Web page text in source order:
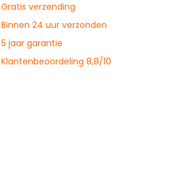
Gratis verzending
Binnen 24 uur verzonden
5 jaar garantie
Klantenbeoordeling 8,8/10